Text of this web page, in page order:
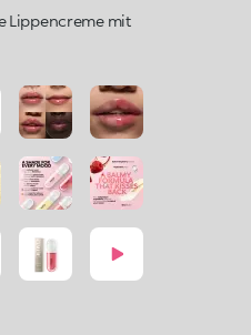
Lippencreme mit